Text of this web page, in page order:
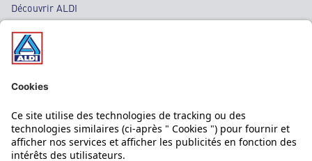
Découvrir ALDI
Nos bons plans
Nos rayons
Nos marques
Nos astuces
Évènements